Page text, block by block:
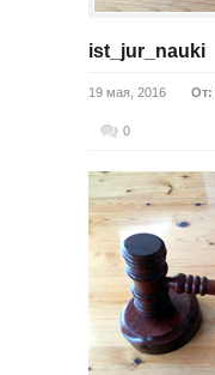
ist_jur_nauki
19 мая, 2016 От:
0